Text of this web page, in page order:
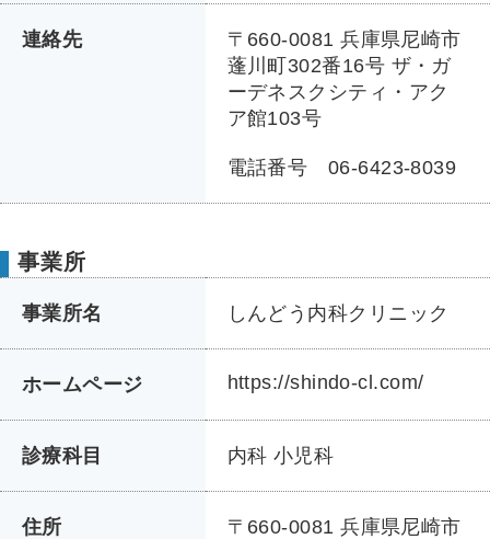
連絡先
〒660-0081 兵庫県尼崎市
蓬川町302番16号 ザ・ガ
ーデネスクシティ・アク
ア館103号
電話番号 06-6423-8039
事業所
事業所名 しんどう内科クリニック
ホームページ https://shindo-cl.com/
診療科目 内科 小児科
住所
〒660-0081 兵庫県尼崎市